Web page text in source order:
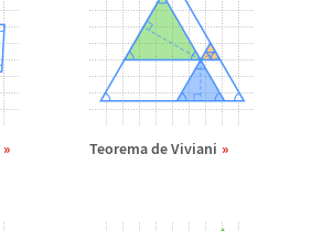
Teorema de Viviani